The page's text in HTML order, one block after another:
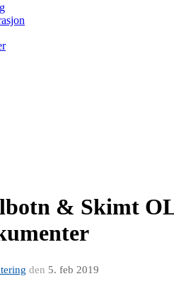
& Skimt
den 5. feb 2019